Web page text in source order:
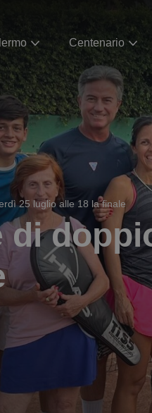
Centenario
25 luglio alle 18 la finale
di